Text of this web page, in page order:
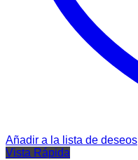
Añadir a la lista de deseos
Vista Rápida